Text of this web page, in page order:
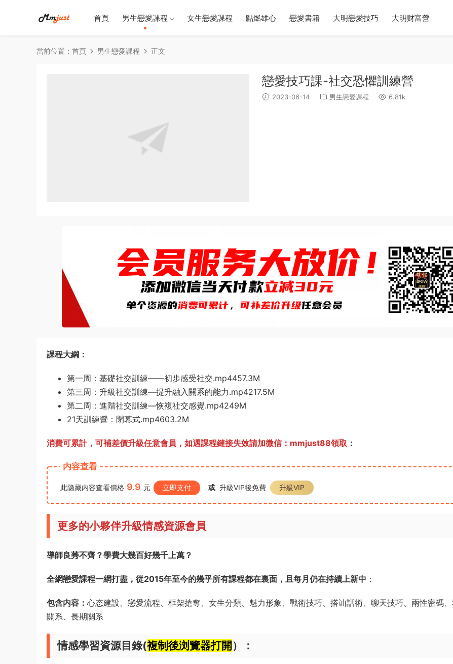
首頁 男生戀愛課程 女生戀愛課程 點燃雄心 戀愛書籍 大明戀愛技巧 大明财富營
當前位置： 首頁 男生戀愛課程 正文
戀愛技巧課-社交恐懼訓練營
2023-06-14 男生戀愛課程 6.81k
課程大綱：
第一周：基礎社交訓練——初步感受社交.mp4457.3M
第三周：升級社交訓練—提升融入關系的能力.mp4217.5M
第二周：進階社交訓練—恢複社交感覺.mp4249M
21天訓練營：閉幕式.mp4603.2M
消費可累計，可補差價升級任意會員， 如遇課程鏈接失效請加微信：mmjust88領取 ：
内容查看
此隐藏内容查看價格 9.9 元 立即支付 或 升級VIP後免費 升級VIP
更多的小夥伴升級情感資源會員
導師良莠不齊？學費大幾百好幾千上萬？
全網戀愛課程一網打盡，從2015年至今的幾乎所有課程都在裏面，且每月仍在持續上新中 ：
包含内容： 心态建設、戀愛流程、框架搶奪、女生分類、魅力形象、戰術技巧、搭讪話術、聊天技巧、兩性密碼
關系、長期關系
情感學習資源目錄(複制後浏覽器打開 ）：